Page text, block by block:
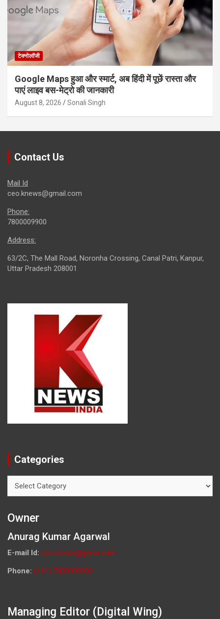
टेक्नोलॉजी
Google Maps हुआ और स्मार्ट, अब हिंदी में पूछें रास्ता और
पाएं लाइव बस-मेट्रो की जानकारी
August 8, 2026 Sonali Singh
Contact Us
Mail Id
ceo.knews@gmail.com
Phone:
7800009900
Address:
63/2C, The Mall Road, Noronha Crossing, Canal Patri, Kanpur,
Uttar Pradesh 208001
Categories
Owner
Anurag Kumar Agarwal
E-mail Id: ceo.knews@gmail.com
Phone: (+91) 7800009900
Managing Editor (Digital Wing)